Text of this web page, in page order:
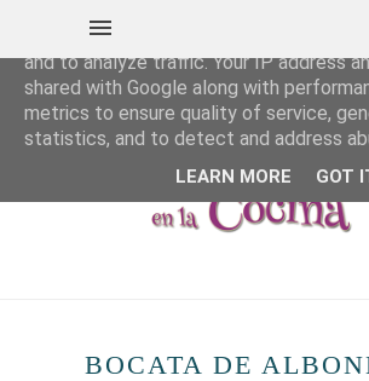
BOCATA DE
This site uses cookies from Google to
and to analyze traffic. Your IP address
shared with Google along with
metrics to ensure quality of service,
statistics, and to detect and address
LEARN MORE GOT